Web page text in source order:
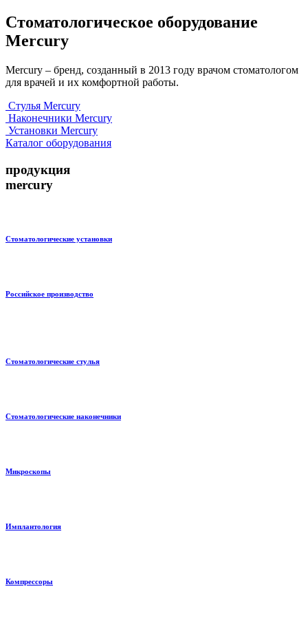
Стоматологическое оборудование
Mercury
Mercury – бренд, созданный в 2013 году врачом стоматологом
для врачей и их комфортной работы.
Стулья Mercury
Наконечники Mercury
Установки Mercury
Каталог оборудования
продукция
mercury
Стоматологические установки
Российское производство
Стоматологические стулья
Стоматологические наконечники
Микроскопы
Имплантология
Компрессоры